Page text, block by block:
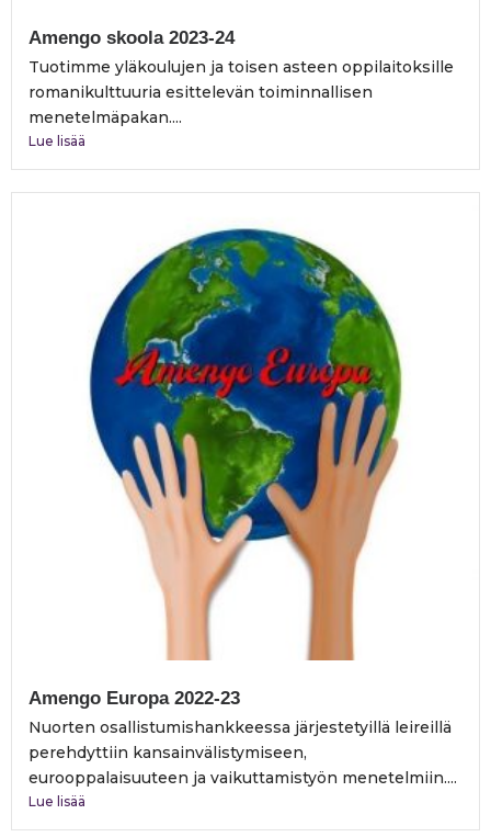
Amengo skoola 2023-24
Tuotimme yläkoulujen ja toisen asteen oppilaitoksille
romanikulttuuria esittelevän toiminnallisen
menetelmäpakan....
Lue lisää
Amengo Europa 2022-23
Nuorten osallistumishankkeessa järjestetyillä leireillä
perehdyttiin kansainvälistymiseen,
eurooppalaisuuteen ja vaikuttamistyön menetelmiin....
Lue lisää